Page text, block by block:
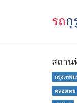
รถกู
สถาน
กรุงเทพ
คลองเตย